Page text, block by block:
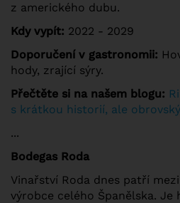
z amerického dubu.
Kdy vypít: 2022 - 2029
Doporučení v gastronomii:
hody, zrající sýry.
Přečtěte si na našem blogu:
s krátkou historií, ale
...
Bodegas Roda
Vinařství Roda dnes patří
výrobce celého Španělska. Je